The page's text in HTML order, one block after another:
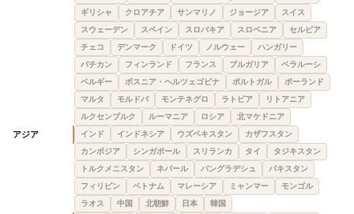
ギリシャ
クロアチア サンマリノ ジョージア
スイス
スウェーデン
スペイン スロバキア スロベニア
セルビア
チェコ
デンマーク ドイツ ノルウェー
ハンガリー
バチカン
フィンランド フランス ブルガリア
ベラルーシ
ベルギー
ボスニア・ヘルツェゴビナ ポルトガル
ポーランド
マルタ
モルドバ モンテネグロ ラトビア
リトアニア
ルクセンブルク
ルーマニア ロシア 北マケドニア
アジア インド インドネシア ウズベキスタン
カザフスタン
カンボジア
シンガポール スリランカ タイ
タジキスタン
トルクメニスタン
ネパール バングラデシュ
パキスタン
フィリピン
ベトナム マレーシア ミャンマー
モンゴル
ラオス
中国 北朝鮮 日本 韓国